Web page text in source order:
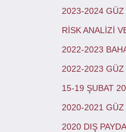
2023-2024 GÜZ
RİSK ANALİZİ
2022-2023
2022-2023 GÜZ
15-19 ŞUBAT
2020-2021 GÜZ
2020 DIŞ